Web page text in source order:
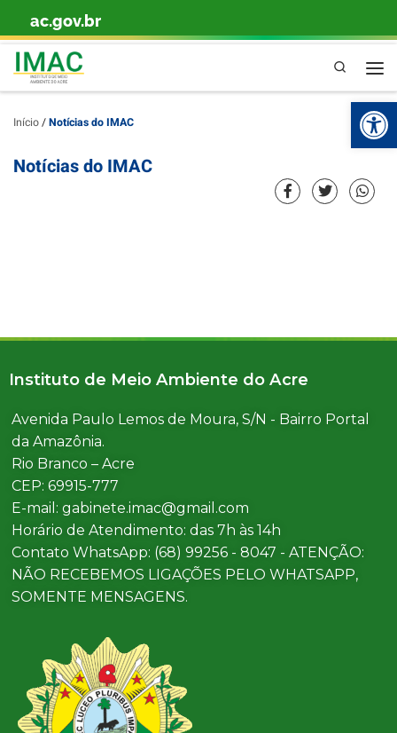
Skip to content
ac.gov.br
Pesquisa
Início/Notícias do IMAC
Notícias do IMAC
Instituto de Meio Ambiente do Acre
Avenida Paulo Lemos de Moura, S/N - Bairro Portal
da Amazônia.
Rio Branco – Acre
CEP: 69915-777
E-mail: gabinete.imac@gmail.com
Horário de Atendimento: das 7h às 14h
Contato WhatsApp: (68) 99256 - 8047 - ATENÇÃO:
NÃO RECEBEMOS LIGAÇÕES PELO WHATSAPP,
SOMENTE MENSAGENS.